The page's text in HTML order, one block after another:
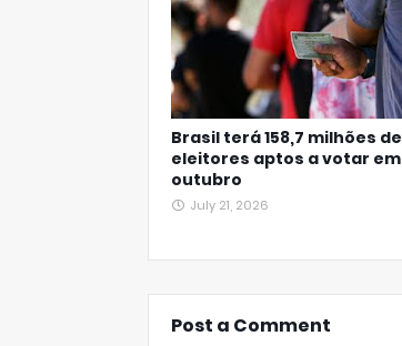
Brasil terá 158,7 milhões de
eleitores aptos a votar em
outubro
July 21, 2026
Post a Comment